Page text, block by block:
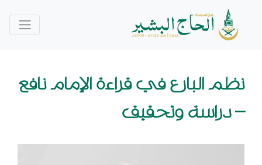
نظم البارع في قراءة الإمام نافع
– دراسة وتحقيق